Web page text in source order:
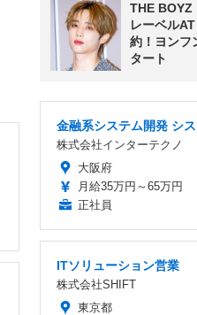
THE BOYZ
レーベル
約！ヨンフ
タート
金融系システム開発 シ
株式会社インターテクノ
大阪府
月給35万円～65万円
正社員
ITソリューション営業
株式会社SHIFT
東京都